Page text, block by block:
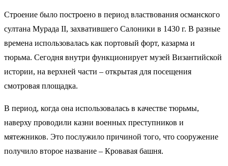
Строение было построено в период властвования османского
султана Мурада II, захватившего Салоники в 1430 г. В разные
времена использовалась как портовый форт, казарма и
тюрьма. Сегодня внутри функционирует музей Византийской
истории, на верхней части – открытая для посещения
смотровая площадка.
В период, когда она использовалась в качестве тюрьмы,
наверху проводили казни военных преступников и
мятежников. Это послужило причиной того, что сооружение
получило второе название – Кровавая башня.